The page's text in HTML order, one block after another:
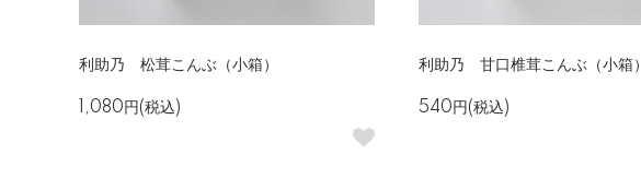
利助乃 松茸こんぶ（小箱）
1,080円(税込)
利助乃 甘口椎茸こんぶ（小箱）
540円(税込)